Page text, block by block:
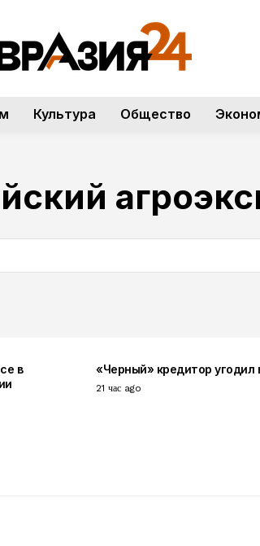
Культура Общество
в
«Черный» кредитор угодил
21 час ago